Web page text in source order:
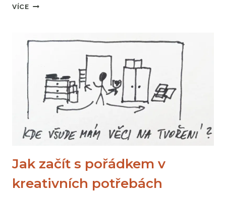
VÍCETO
TO
Jak začít s pořádkem v
kreativních potřebách